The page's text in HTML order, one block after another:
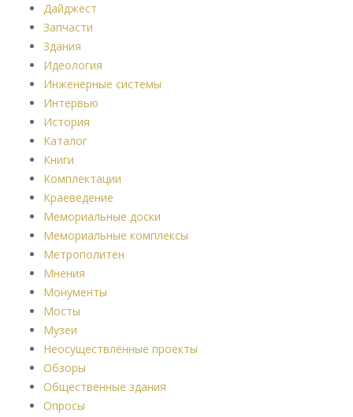
Дайджест
Запчасти
Здания
Идеология
Инженерные системы
Интервью
История
Каталог
Книги
Комплектации
Краеведение
Мемориальные доски
Мемориальные комплексы
Метрополитен
Мнения
Монументы
Мосты
Музеи
Неосуществлённые проекты
Обзоры
Общественные здания
Опросы